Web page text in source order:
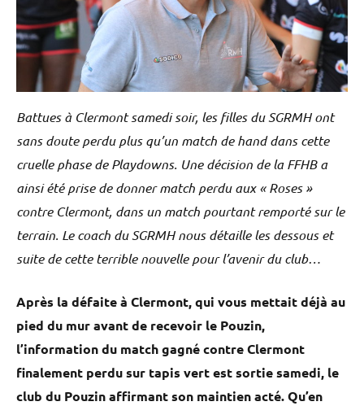
Battues à Clermont samedi soir, les filles du SGRMH ont
sans doute perdu plus qu’un match de hand dans cette
cruelle phase de Playdowns. Une décision de la FFHB a
ainsi été prise de donner match perdu aux « Roses »
contre Clermont, dans un match pourtant remporté sur le
terrain. Le coach du SGRMH nous détaille les dessous et
suite de cette terrible nouvelle pour l’avenir du club…
Après la défaite à Clermont, qui vous mettait déjà au
pied du mur avant de recevoir le Pouzin,
l’information du match gagné contre Clermont
finalement perdu sur tapis vert est sortie samedi, le
club du Pouzin affirmant son maintien acté. Qu’en